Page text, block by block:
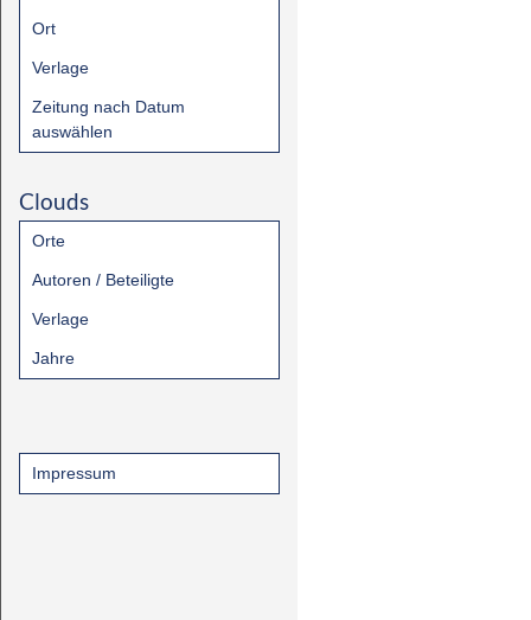
Ort
Verlage
Zeitung nach Datum
auswählen
Clouds
Orte
Autoren / Beteiligte
Verlage
Jahre
Impressum